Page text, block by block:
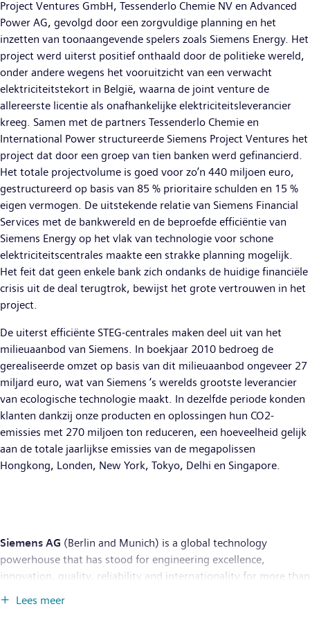
Project Ventures GmbH, Tessenderlo Chemie NV en Advanced
Power AG, gevolgd door een zorgvuldige planning en het
inzetten van toonaangevende spelers zoals Siemens Energy. Het
project werd uiterst positief onthaald door de politieke wereld,
onder andere wegens het vooruitzicht van een verwacht
elektriciteitstekort in België, waarna de joint venture de
allereerste licentie als onafhankelijke elektriciteitsleverancier
kreeg. Samen met de partners Tessenderlo Chemie en
International Power structureerde Siemens Project Ventures het
project dat door een groep van tien banken werd gefinancierd.
Het totale projectvolume is goed voor zo’n 440 miljoen euro,
gestructureerd op basis van 85 % prioritaire schulden en 15 %
eigen vermogen. De uitstekende relatie van Siemens Financial
Services met de bankwereld en de beproefde efficiëntie van
Siemens Energy op het vlak van technologie voor schone
elektriciteitscentrales maakte een strakke planning mogelijk.
Het feit dat geen enkele bank zich ondanks de huidige financiële
crisis uit de deal terugtrok, bewijst het grote vertrouwen in het
project.
De uiterst efficiënte STEG-centrales maken deel uit van het
milieuaanbod van Siemens. In boekjaar 2010 bedroeg de
gerealiseerde omzet op basis van dit milieuaanbod ongeveer 27
miljard euro, wat van Siemens ‘s werelds grootste leverancier
van ecologische technologie maakt. In dezelfde periode konden
klanten dankzij onze producten en oplossingen hun CO2-
emissies met 270 miljoen ton reduceren, een hoeveelheid gelijk
aan de totale jaarlijkse emissies van de megapolissen
Hongkong, Londen, New York, Tokyo, Delhi en Singapore.
Siemens AG (Berlin and Munich) is a global technology
powerhouse that has stood for engineering excellence,
innovation, quality, reliability and internationality for more than
170 years. The company is active around the globe, focusing on
Lees meer